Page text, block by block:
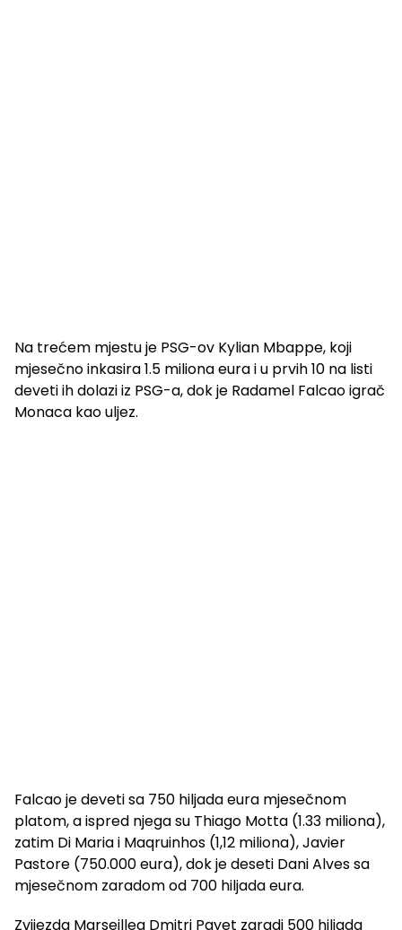
Na trećem mjestu je PSG-ov Kylian Mbappe, koji
mjesečno inkasira 1.5 miliona eura i u prvih 10 na listi
deveti ih dolazi iz PSG-a, dok je Radamel Falcao igrač
Monaca kao uljez.
Falcao je deveti sa 750 hiljada eura mjesečnom
platom, a ispred njega su Thiago Motta (1.33 miliona),
zatim Di Maria i Maqruinhos (1,12 miliona), Javier
Pastore (750.000 eura), dok je deseti Dani Alves sa
mjesečnom zaradom od 700 hiljada eura.
Zvijezda Marseillea Dmitri Payet zaradi 500 hiljada